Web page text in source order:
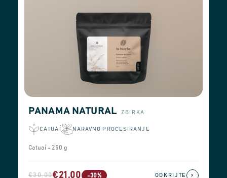
PANAMA NATURAL ZBIRKA
CATUAÍ NARAVNO PROCESIRANJE
Catuaí - 250 g
€30,00€21,00 -30% ODKRIJTE ›